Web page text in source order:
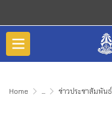
Home ... ข่าวประชาสัมพันธ์